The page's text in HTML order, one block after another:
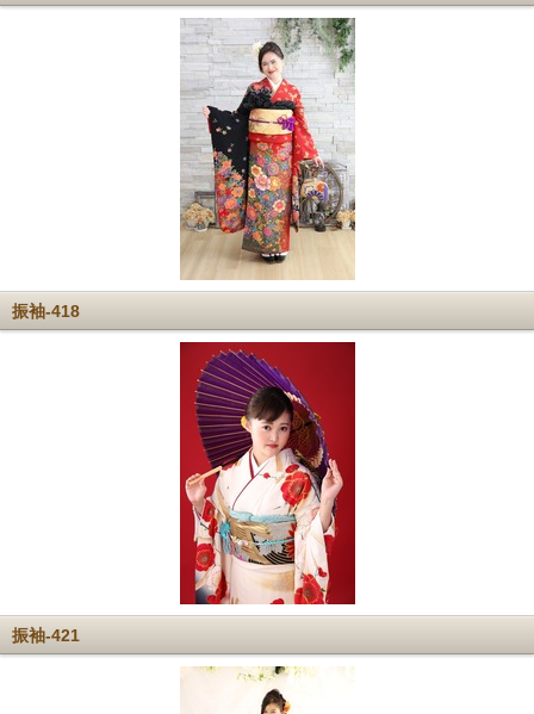
振袖-418
振袖-421